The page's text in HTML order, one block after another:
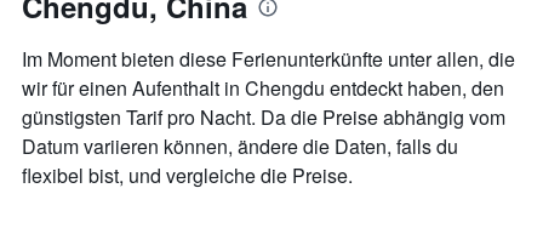
anzeigt.
rückt.
Diagramm
hat
1
X-
Achse,
die
Im Moment bieten diese Ferienunterkünfte unter allen, die
wir für einen Aufenthalt in Chengdu entdeckt haben, den
günstigsten Tarif pro Nacht. Da die Preise abhängig vom
Datum variieren können, ändere die Daten, falls du
flexibel bist, und vergleiche die Preise.